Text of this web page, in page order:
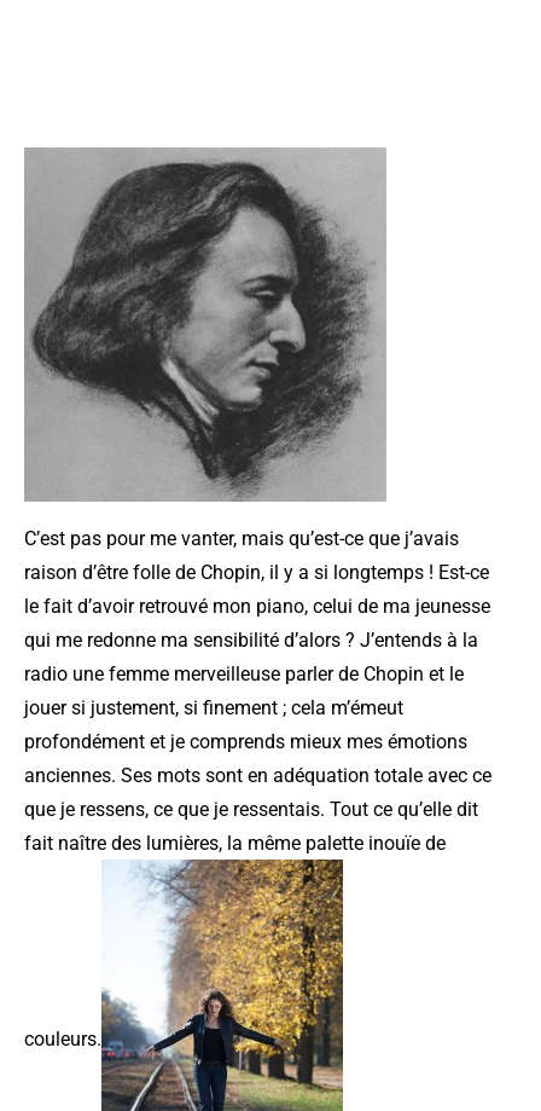
C’est pas pour me vanter, mais qu’est-ce que j’avais
raison d’être folle de Chopin, il y a si longtemps ! Est-ce
le fait d’avoir retrouvé mon piano, celui de ma jeunesse
qui me redonne ma sensibilité d’alors ? J’entends à la
radio une femme merveilleuse parler de Chopin et le
jouer si justement, si finement ; cela m’émeut
profondément et je comprends mieux mes émotions
anciennes. Ses mots sont en adéquation totale avec ce
que je ressens, ce que je ressentais. Tout ce qu’elle dit
fait naître des lumières, la même palette inouïe de
couleurs.